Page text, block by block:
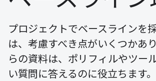
プロジェクトでベースラインを
は、考慮すべき点がいくつかあ
らの資料は、ポリフィルやツー
い質問に答えるのに役立ちます。